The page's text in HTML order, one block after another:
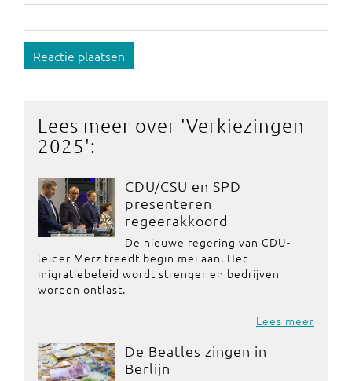
Reactie plaatsen
Lees meer over 'Verkiezingen
2025':
CDU/CSU en SPD
presenteren
regeerakkoord
De nieuwe regering van CDU-
leider Merz treedt begin mei aan. Het
migratiebeleid wordt strenger en bedrijven
worden ontlast.
Lees meer
De Beatles zingen in
Berlijn